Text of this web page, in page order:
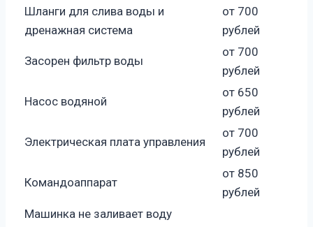
Шланги для слива воды и
дренажная система
от 700
рублей
Засорен фильтр воды
от 700
рублей
Насос водяной
от 650
рублей
Электрическая плата управления
от 700
рублей
Командоаппарат
от 850
рублей
Машинка не заливает воду